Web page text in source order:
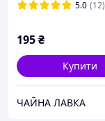
5.0 (12)
195₴
Купити
ЧАЙНА ЛАВКА